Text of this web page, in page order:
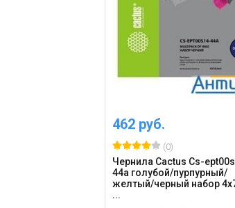
462 руб.
(0)
Чернила Cactus Cs-
44a голубой/пурпурный/
желтый/черный набор
...